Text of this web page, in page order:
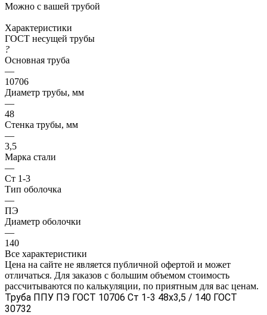
Можно с вашей трубой
Характеристики
ГОСТ несущей трубы
?
Основная труба
—
10706
Диаметр трубы, мм
—
48
Стенка трубы, мм
—
3,5
Марка стали
—
Ст 1-3
Тип оболочка
—
ПЭ
Диаметр оболочки
—
140
Все характеристики
Цена на сайте не является публичной офертой и может
отличаться. Для заказов с большим объемом стоимость
рассчитываются по калькуляции, по приятным для вас ценам.
Труба ППУ ПЭ ГОСТ 10706 Ст 1-3 48x3,5 / 140 ГОСТ
30732